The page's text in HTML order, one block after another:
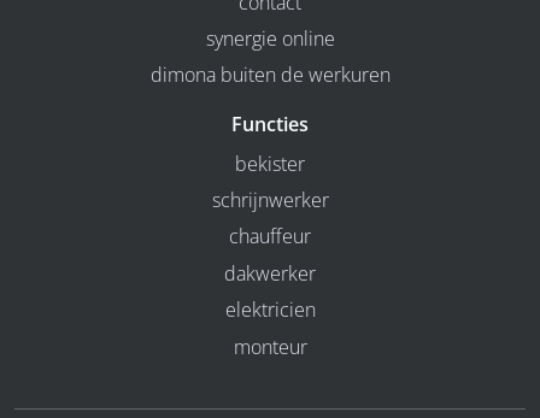
synergie online
dimona buiten de werkuren
Functies
bekister
schrijnwerker
chauffeur
dakwerker
elektricien
monteur